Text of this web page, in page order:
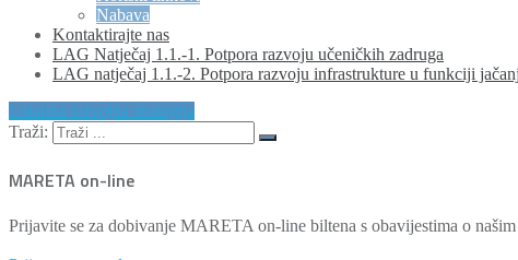
Nabava
Kontaktirajte nas
LAG Natječaj 1.1.-1. Potpora razvoju učeničkih zadruga
LAG natječaj 1.1.-2. Potpora razvoju infrastrukture u funkciji
Lokalna razvojna strategija
Traži:
MARETA on-line
Prijavite se za dobivanje MARETA on-line biltena s obavijestima o